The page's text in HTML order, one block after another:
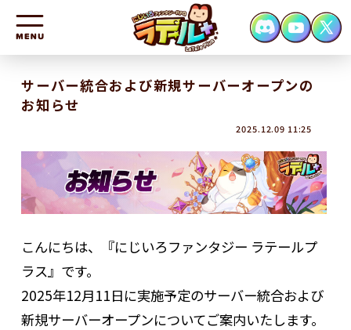
HOME
NEWS
SYSTEM
FAQ
サーバー統合および新規サーバーオープンの
お知らせ
2025.12.09 11:25
こんにちは、『にじいろファンタジー ラテールプ
ラス』です。
2025年12月11日に実施予定のサーバー統合および
新規サーバーオープンについてご案内いたします。